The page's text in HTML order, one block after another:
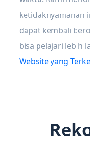
ketidaknyamanan
dapat kembali
bisa pelajari lebih
Website yang